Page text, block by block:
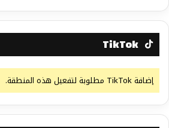
TikTok
إضافة TikTok مطلوبة لتفعيل هذه المنطقة.